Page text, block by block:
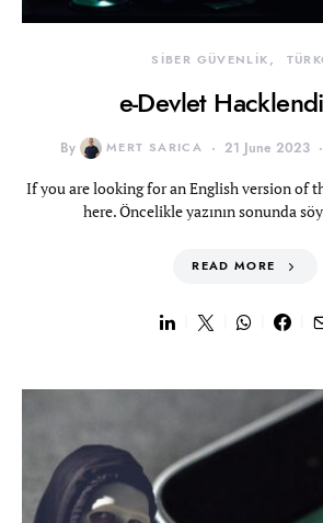
SİBER GÜVENLİK
e-Devlet
By MERT SARICA 21 June 2023
If you are looking for an English version of
here. Öncelikle yazının sonunda
READ MORE